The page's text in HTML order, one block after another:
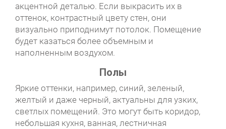
акцентной деталью. Если выкрасить их в
оттенок, контрастный цвету стен, они
визуально приподнимут потолок. Помещение
будет казаться более объемным и
наполненным воздухом.
Полы
Яркие оттенки, например, синий, зеленый,
желтый и даже черный, актуальны для узких,
светлых помещений. Это могут быть коридор,
небольшая кухня, ванная, лестничная